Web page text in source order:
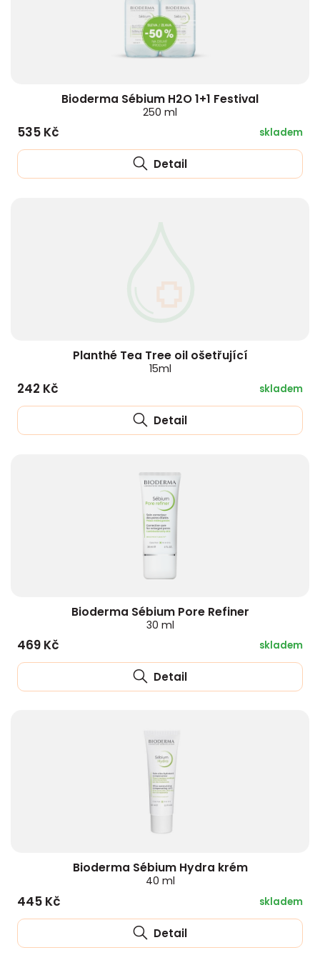
Bioderma Sébium H2O 1+1 Festival
250 ml
535 Kč skladem
Detail
Planthé Tea Tree oil ošetřující
15ml
242 Kč skladem
Detail
Bioderma Sébium Pore Refiner
30 ml
469 Kč skladem
Detail
Bioderma Sébium Hydra krém
40 ml
445 Kč skladem
Detail